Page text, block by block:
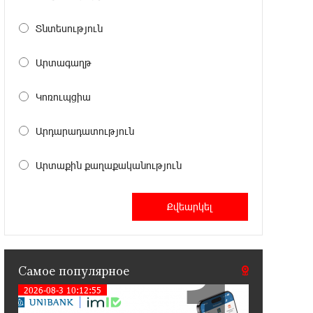
электростанция мощностью 15 кВт
20:50:22 22-07-2026
«Давидбекских играх»:
11:25:48 21-07-2026
Кругом война. А вас вводят в
заблуждение. Аршак Карапетян
16:32:52 20-07-2026
Центр продаж и обслуживания Ucom
Տնտեսություն
Արտագաղթ
Կոռուպցիա
Արդարադատություն
Արտաքին քաղաքականություն
Самое популярное
2026-08-3 10:12:55